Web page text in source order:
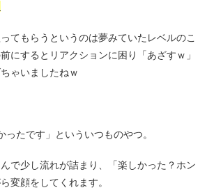
てもらうというのは夢みていたレベルのこ
にするとリアクションに困り「あざすｗ」
ゃいましたねｗ
ったです」といういつものやつ。
で少し流れが詰まり、「楽しかった？ホン
変顔をしてくれます。